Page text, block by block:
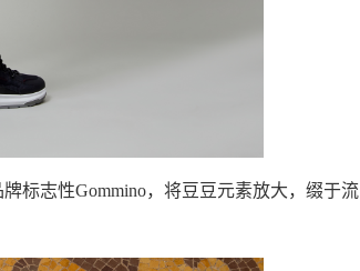
标志性Gommino，将豆豆元素放大，缀于流